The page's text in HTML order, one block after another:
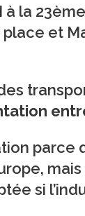
à la
et
parce
si